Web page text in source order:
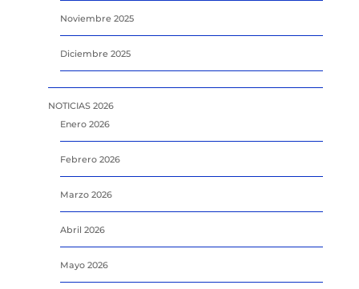
Noviembre 2025
Diciembre 2025
NOTICIAS 2026
Enero 2026
Febrero 2026
Marzo 2026
Abril 2026
Mayo 2026